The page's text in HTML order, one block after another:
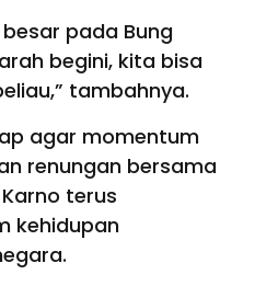
pada Bung
begini, kita bisa
tambahnya.
agar momentum
renungan bersama
terus
kehidupan